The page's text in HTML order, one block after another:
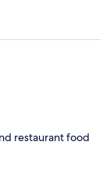
restaurant food